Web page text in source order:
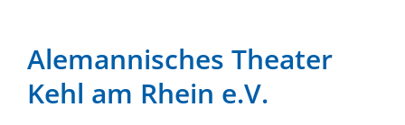
Alemannisches Theater
Kehl am Rhein e.V.